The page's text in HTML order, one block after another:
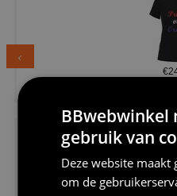
BBwebwinkel
gebruik van
Deze website maakt
om de